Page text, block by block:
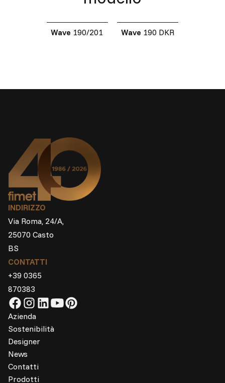
Wave 190/201 Wave 190 DKR
INDIRIZZO
Via Roma, 24/A,
25070 Casto
BS
CONTATTI
+39 0365
870383
Azienda
Sostenibilità
Designer
News
Contatti
Prodotti